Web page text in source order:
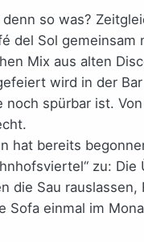
so was?
del Sol
Mix aus alten
wird in der
spürbar ist.
hat bereits
zu:
die Sau
Sofa einmal im